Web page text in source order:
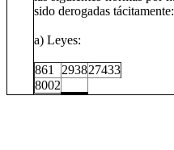
sido derogadas tácitamente:
a) Leyes:
861 293827433
8002